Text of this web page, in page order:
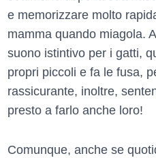
e memorizzare molto
mamma quando miagola.
suono istintivo per i gatti,
propri piccoli e fa le fusa,
rassicurante, inoltre,
presto a farlo anche loro!
Comunque, anche se